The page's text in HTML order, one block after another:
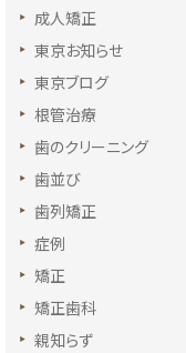
成人矯正
東京お知らせ
東京ブログ
根管治療
歯のクリーニング
歯並び
歯列矯正
症例
矯正
矯正歯科
親知らず